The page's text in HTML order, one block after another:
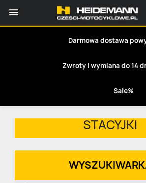

Darmowa dostawa
Zwroty i wymiana do 14
Sale%
STACYJKI